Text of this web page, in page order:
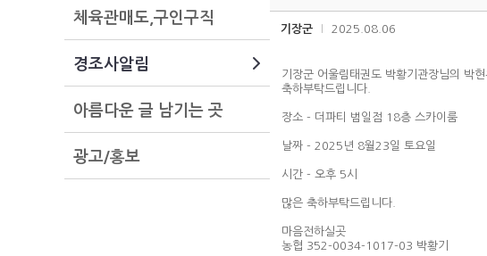
체육관매도,구인구직
경조사알림
아름다운 글 남기는 곳
광고/홍보
기장군 2025.08.06
기장군 어울림태권도 박황기관장님의 박
축하부탁드립니다.
장소 - 더파티 범일점 18층 스카이룸
날짜 - 2025년 8월23일 토요일
시간 - 오후 5시
많은 축하부탁드립니다.
마음전하실곳
농협 352-0034-1017-03 박황기